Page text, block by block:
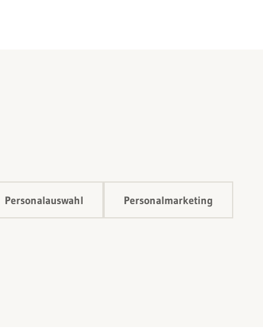
Personalauswahl Personalmarketing